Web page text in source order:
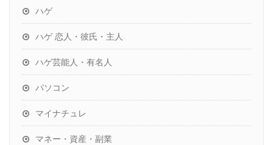
ハゲ
ハゲ 恋人・彼氏・主人
ハゲ芸能人・有名人
パソコン
マイナチュレ
マネー・資産・副業